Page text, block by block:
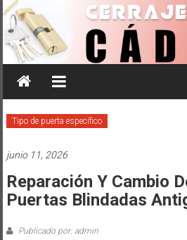
Saltar
al
contenido
Tipo de puerta específico
junio 11, 2026
Reparación Y Cambio
Puertas Blindadas
Publicado por: admin